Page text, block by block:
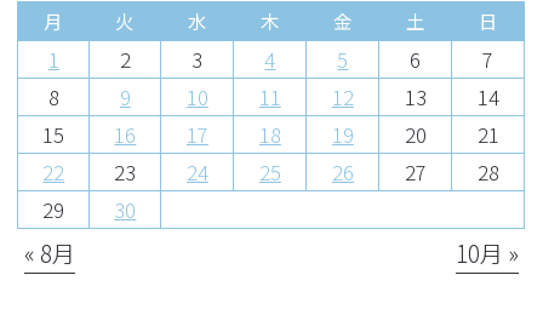
月 火 水 木 金 土 日
1 2 3 4 5 6
7
8
9 10 11 12 13
14
15
16 17 18 19 20
21
22
23 24 25 26 27
28
29
30
« 8月 10月 »